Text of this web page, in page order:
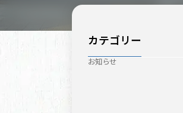
カテゴリー
お知らせ